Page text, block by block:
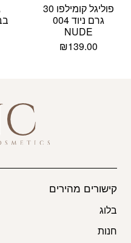
פוליגל קומילפו 30
גרם ניוד 004
NUDE
₪139.00
קישורים מהירים
בלוג
חנות